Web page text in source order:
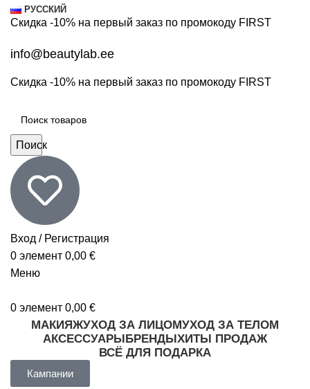
РУССКИЙ
Скидка -10% на первый заказ по промокоду FIRST
info@beautylab.ee
Скидка -10% на первый заказ по промокоду FIRST
Поиск
Вход / Регистрация
0 элемент 0,00 €
Меню
0 элемент 0,00 €
МАКИЯЖУХОД ЗА ЛИЦОМУХОД ЗА ТЕЛОМ
АКСЕССУАРЫБРЕНДЫХИТЫ ПРОДАЖ
ВСЁ ДЛЯ ПОДАРКА
Кампании